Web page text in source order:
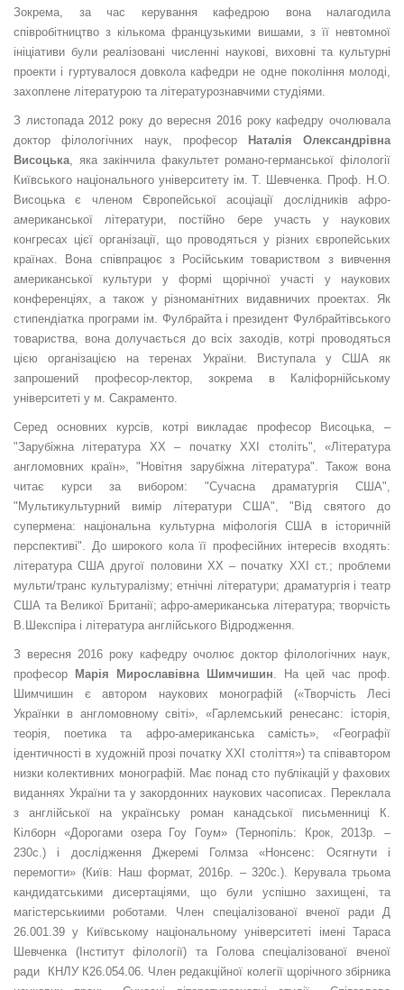
Зокрема, за час керування кафедрою вона налагодила
співробітництво з кількома французькими вишами, з її невтомної
ініціативи були реалізовані численні наукові, виховні та культурні
проекти і гуртувалося довкола кафедри не одне покоління молоді,
захоплене літературою та літературознавчими студіями.
З листопада 2012 року до вересня 2016 року кафедру очолювала
доктор філологічних наук, професор
Наталія Олександрівна
Висоцька , яка закінчила факультет романо-германської філології
Київського національного університету ім. Т. Шевченка. Проф. Н.О.
Висоцька є членом Європейської асоціації дослідників афро-
американської літератури, постійно бере участь у наукових
конгресах цієї організації, що проводяться у різних європейських
країнах. Вона співпрацює з Російським товариством з вивчення
американської культури у формі щорічної участі у наукових
конференціях, а також у різноманітних видавничих проектах. Як
стипендіатка програми ім. Фулбрайта і президент Фулбрайтівського
товариства, вона долучається до всіх заходів, котрі проводяться
цією організацією на теренах України. Виступала у США як
запрошений професор-лектор, зокрема в Каліфорнійському
університеті у м. Сакраменто.
Серед основних курсів, котрі викладає професор Висоцька, –
"Зарубіжна література ХХ – початку ХХІ століть", «Література
англомовних країн», "Новітня зарубіжна література". Також вона
читає курси за вибором: "Сучасна драматургія США",
"Мультикультурний вимір літератури США", "Від святого до
супермена: національна культурна міфологія США в історичній
перспективі". До широкого кола її професійних інтересів входять:
література США другої половини ХХ – початку ХХІ ст.; проблеми
мульти/транс культуралізму; етнічні літератури; драматургія і театр
США та Великої Британії; афро-американська література; творчість
В.Шекспіра і література англійського Відродження.
З вересня 2016 року кафедру очолює доктор філологічних наук,
професор
Марія Мирославівна Шимчишин . На цей час проф.
Шимчишин є автором наукових монографій («Творчість Лесі
Українки в англомовному світі», «Гарлемський ренесанс: історія,
теорія, поетика та афро-американська самість», «Географії
ідентичності в художній прозі початку ХХІ століття») та співавтором
низки колективних монографій. Має понад сто публікацій у фахових
виданнях України та у закордонних наукових часописах. Переклала
з англійської на українську роман канадської письменниці К.
Кілборн «Дорогами озера Гоу Гоум» (Тернопіль: Крок, 2013р. –
230с.) і дослідження Джеремі Голмза «Нонсенс: Осягнути і
перемогти» (Київ: Наш формат, 2016р. – 320с.). Керувала трьома
кандидатськими дисертаціями, що були успішно захищені, та
магістерськиими роботами. Член спеціалізованої вченої ради Д
26.001.39 у Київському національному університеті імені Тараса
Шевченка (Інститут філології) та Голова спеціалізованої вченої
ради КНЛУ К26.054.06. Член редакційної колегії щорічного збірника